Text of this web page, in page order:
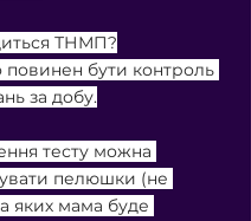
ТНМП?
повинен бути контроль
за добу.
тесту можна
пелюшки (не
яких мама буде